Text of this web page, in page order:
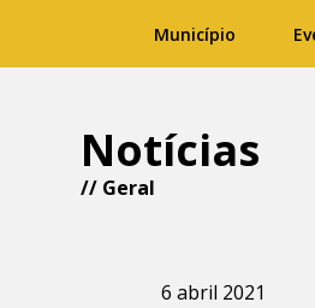
Município
Notícias
// Geral
6 abril 2021